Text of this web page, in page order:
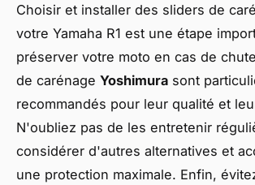
Choisir et installer des sliders de
votre Yamaha R1 est une étape
préserver votre moto en cas de
de carénage Yoshimura sont
recommandés pour leur qualité et
N'oubliez pas de les entretenir
considérer d'autres alternatives et
une protection maximale. Enfin,